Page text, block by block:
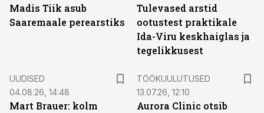
Madis Tiik asub
Saaremaale perearstiks
Tulevased arstid
ootustest praktikale
Ida-Viru keskhaiglas ja
tegelikkusest
UUDISED
04.08.26, 14:48
Mart Brauer: kolm
TÖÖKUULUTUSED
13.07.26, 12:10
Aurora Clinic otsib